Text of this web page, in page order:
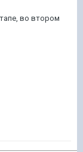
во втором